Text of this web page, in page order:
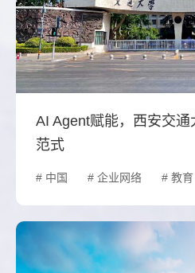
AI Agent赋能，西安交
范式
# 中国 # 企业网络 # 教育